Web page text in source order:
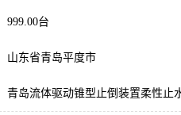
999.00台
山东省青岛平度市
青岛流体驱动锥型止倒装置柔性止